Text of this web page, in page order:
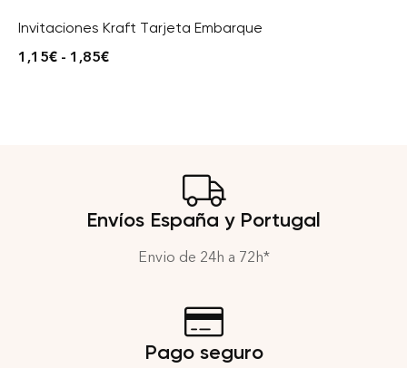
Invitaciones Kraft Tarjeta Embarque
1,15€ - 1,85€
Envíos España y Portugal
Envio de 24h a 72h*
Pago seguro